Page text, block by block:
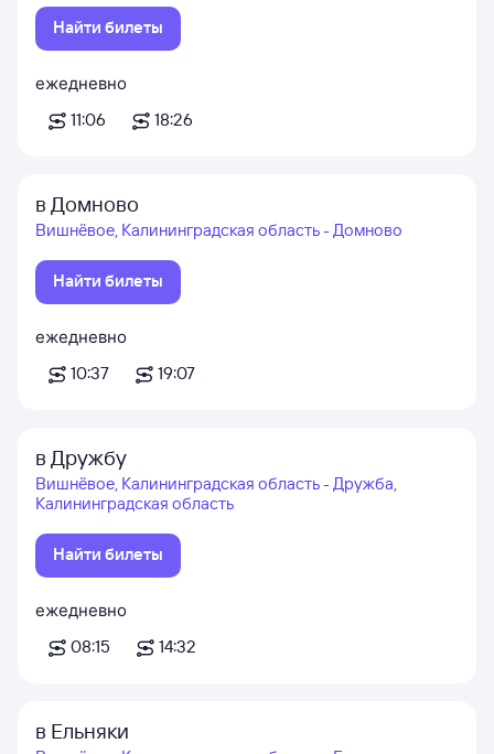
Найти билеты
ежедневно
11:06
18:26
в Домново
Вишнёвое, Калининградская область - Домново
Найти билеты
ежедневно
10:37
19:07
в Дружбу
Вишнёвое, Калининградская область - Дружба,
Калининградская область
Найти билеты
ежедневно
08:15
14:32
в Ельняки